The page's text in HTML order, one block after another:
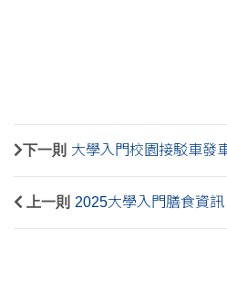
下一則 大學入門校園接駁車發
上一則 2025大學入門膳食資訊